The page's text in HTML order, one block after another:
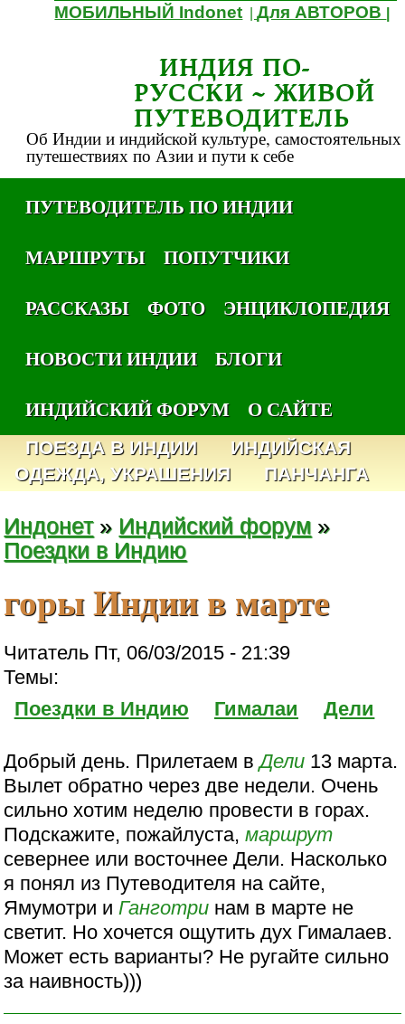
МОБИЛЬНЫЙ Indonet |Для АВТОРОВ
ИНДИЯ ПО-
РУССКИ ~ ЖИВОЙ
ПУТЕВОДИТЕЛЬ
Об Индии и индийской культуре, самостоятельных
путешествиях по Азии и пути к себе
ПУТЕВОДИТЕЛЬ ПО ИНДИИ
МАРШРУТЫ
ПОПУТЧИКИ
РАССКАЗЫ
ФОТО
ЭНЦИКЛОПЕДИЯ
НОВОСТИ ИНДИИ
БЛОГИ
ИНДИЙСКИЙ ФОРУМ
О САЙТЕ
ПОЕЗДА В ИНДИИ
ИНДИЙСКАЯ
ОДЕЖДА, УКРАШЕНИЯ
ПАНЧАНГА
Индонет» Индийский форум »
Поездки в Индию
горы Индии в марте
Читатель Пт, 06/03/2015 - 21:39
Темы:
Поездки в Индию
Гималаи Дели
Добрый день. Прилетаем вДели 13 марта.
Вылет обратно через две недели. Очень
сильно хотим неделю провести в горах.
Подскажите, пожайлуста,маршрут
севернее или восточнее Дели. Насколько
я понял из Путеводителя на сайте,
Ямумотри и Ганготри нам в марте не
светит. Но хочется ощутить дух Гималаев.
Может есть варианты? Не ругайте сильно
за наивность)))